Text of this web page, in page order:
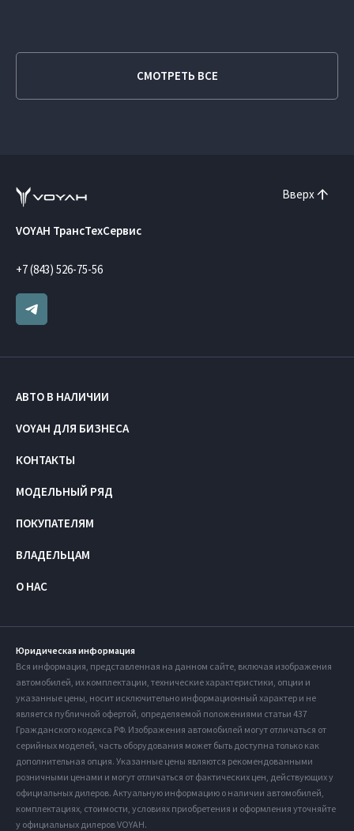
СМОТРЕТЬ ВСЕ
Вверх
VOYAH ТрансТехСервис
+7 (843) 526-75-56
АВТО В НАЛИЧИИ
VOYAH ДЛЯ БИЗНЕСА
КОНТАКТЫ
МОДЕЛЬНЫЙ РЯД
ПОКУПАТЕЛЯМ
ВЛАДЕЛЬЦАМ
О НАС
Юридическая информация
Вся информация, представленная на данном сайте, включая изображения
автомобилей, их комплектации, технические характеристики, опции и
указанные цены, носит исключительно информационный характер и не
является публичной офертой, определяемой положениями статьи 437
Гражданского кодекса РФ. Изображения автомобилей могут отличаться от
серийных моделей, часть оборудования может быть доступна только как
дополнительная опция. Указанные цены являются рекомендованными
розничными ценами и могут отличаться от фактических цен, действующих у
официальных дилеров. Актуальную информацию о наличии автомобилей,
комплектациях, стоимости, условиях приобретения и оформления уточняйте
у официальных дилеров VOYAH.